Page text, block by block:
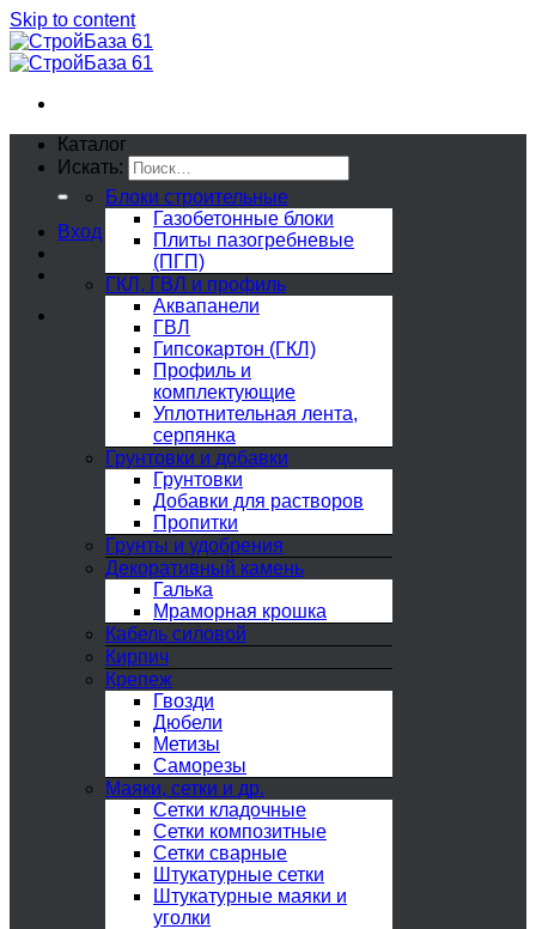
Skip to content
Искать:
Вход
Каталог
Блоки строительные
Газобетонные блоки
Плиты пазогребневые
(ПГП)
ГКЛ, ГВЛ и профиль
Аквапанели
ГВЛ
Гипсокартон (ГКЛ)
Профиль и
комплектующие
Уплотнительная лента,
серпянка
Грунтовки и добавки
Грунтовки
Добавки для растворов
Пропитки
Грунты и удобрения
Декоративный камень
Галька
Мраморная крошка
Кабель силовой
Кирпич
Крепеж
Гвозди
Дюбели
Метизы
Саморезы
Маяки, сетки и др.
Сетки кладочные
Сетки композитные
Сетки сварные
Штукатурные сетки
Штукатурные маяки и
уголки